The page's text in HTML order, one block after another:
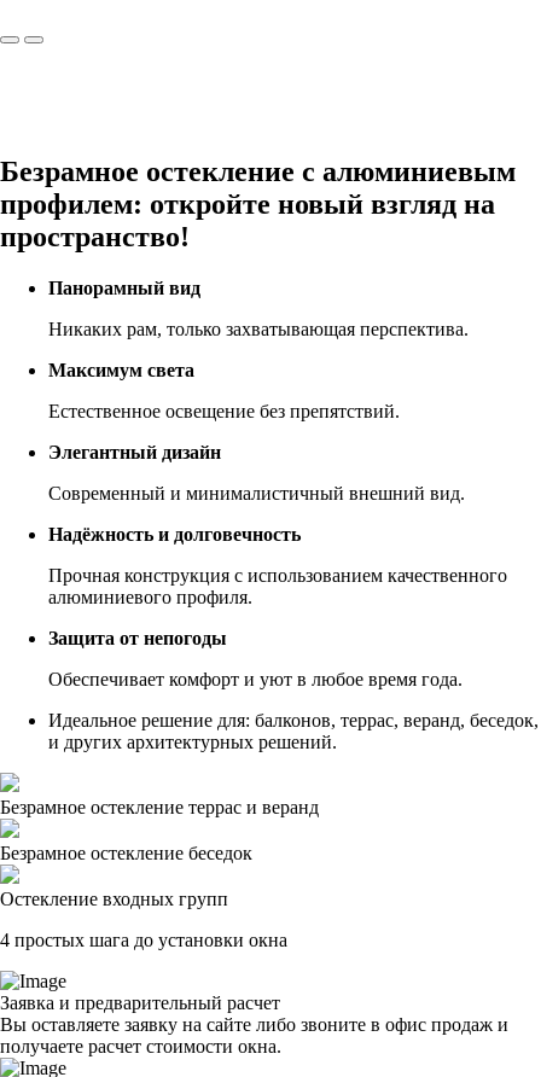
Безрамное остекление с алюминиевым
профилем: откройте новый взгляд на
пространство!
Панорамный вид
Никаких рам, только захватывающая перспектива.
Максимум света
Естественное освещение без препятствий.
Элегантный дизайн
Современный и минималистичный внешний вид.
Надёжность и долговечность
Прочная конструкция с использованием качественного
алюминиевого профиля.
Защита от непогоды
Обеспечивает комфорт и уют в любое время года.
Идеальное решение для: балконов, террас, веранд, беседок,
и других архитектурных решений.
Безрамное остекление террас и веранд
Безрамное остекление беседок
Остекление входных групп
4 простых шага до установки окна
Заявка и предварительный расчет
Вы оставляете заявку на сайте либо звоните в офис продаж и
получаете расчет стоимости окна.